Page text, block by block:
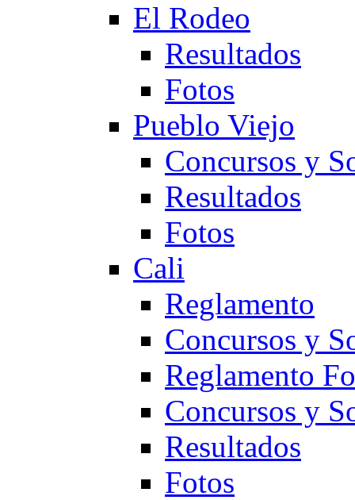
El Rodeo
Resultados
Fotos
Pueblo Viejo
Concursos y
Resultados
Fotos
Cali
Reglamento
Concursos y
Reglamento
Concursos y
Resultados
Fotos